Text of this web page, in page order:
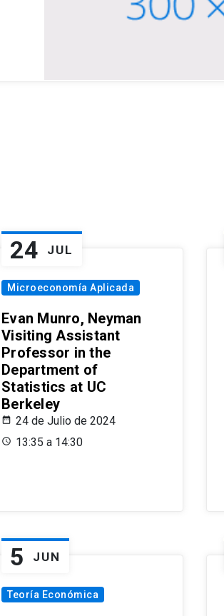
24 JUL
Microeconomía Aplicada
Evan Munro, Neyman
Visiting Assistant
Professor in the
Department of
Statistics at UC
Berkeley
24 de Julio de 2024
13:35 a 14:30
5 JUN
Teoría Económica